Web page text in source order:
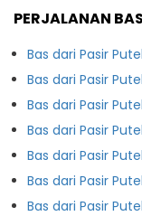
PERJALANAN
Bas dari Pasir
Bas dari Pasir
Bas dari Pasir
Bas dari Pasir
Bas dari Pasir
Bas dari Pasir
Bas dari Pasir